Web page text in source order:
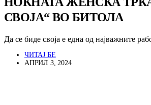
СВОЈА“ ВО БИТОЛА
Да се биде своја е една од најважните
ЧИТАЈ БЕ
АПРИЛ 3, 2024